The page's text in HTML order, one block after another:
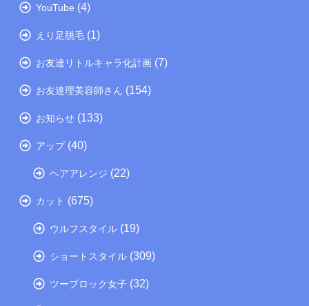
YouTube (4)
えり足脱毛 (1)
お友達リトルキャラ化計画 (7)
お友達理美容師さん (154)
お知らせ (133)
アップ(40)
ヘアアレンジ (22)
カット (675)
ウルフスタイル (19)
ショートスタイル (309)
ツーブロック女子 (32)